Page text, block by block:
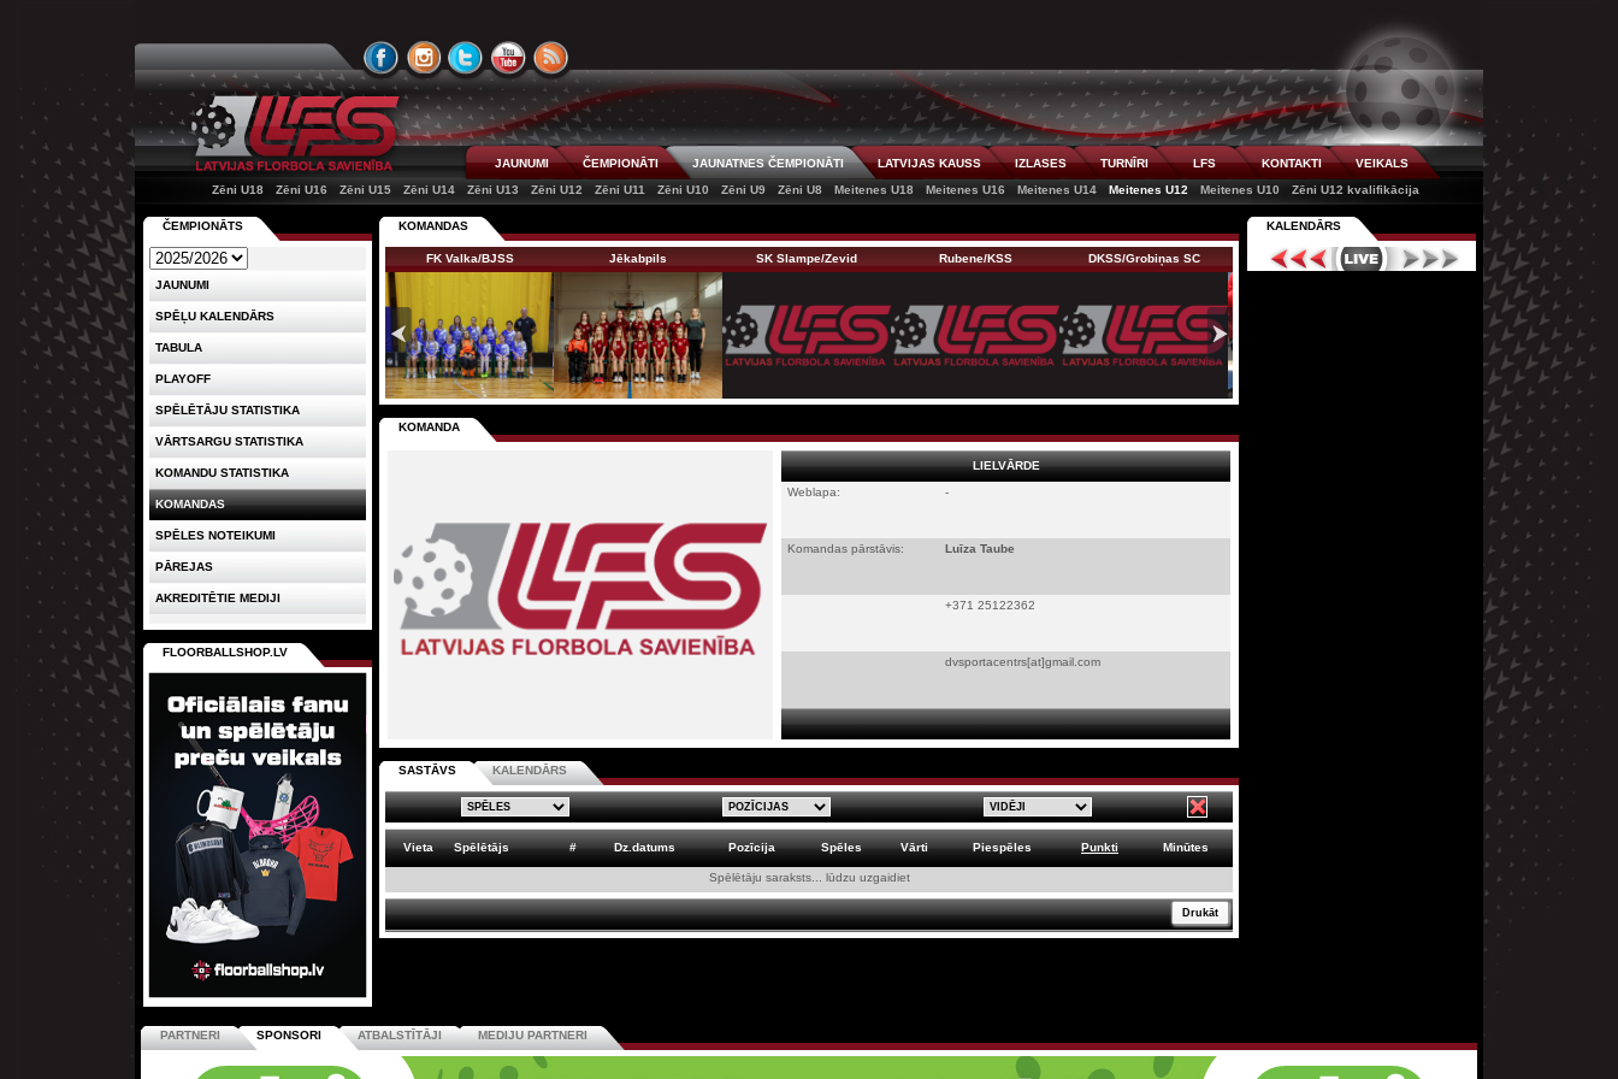
JAUNUMI ČEMPIONĀTI JAUNATNES ČEMPIONĀTI LATVIJAS KAUSS IZLASES TURNĪRI LFS KONTAKTI
VEIKALS
Zēni U18
Zēni U16 Zēni U15 Zēni U14 Zēni U13 Zēni U12 Zēni U11 Zēni U10 Zēni U9 Zēni U8 Meitenes U18 Meitenes U16 Meitenes U14 Meitenes U12 Meitenes U10 Zēni U12 kvalifikācija
KOMANDAS
FK Valka/BJSS Jēkabpils SK Slampe/Zevid Rubene/KSS DKSS/Grobiņas SC Ķekavas Bulldogs NND/RJTC
KOMANDA
LIELVĀRDE
Weblapa:
-
Komandas pārstāvis: Luīza Taube
+371 25122362
dvsportacentrs[at]gmail.com
SASTĀVS KALENDĀRS
Vieta Spēlētājs # Dz.datums Pozīcija Spēles Vārti Piespēles Punkti Minūtes
Spēlētāju saraksts... lūdzu uzgaidiet
Drukāt
ČEMPIONĀTS
JAUNUMI
SPĒĻU KALENDĀRS
TABULA
PLAYOFF
SPĒLĒTĀJU STATISTIKA
VĀRTSARGU STATISTIKA
KOMANDU STATISTIKA
KOMANDAS
SPĒLES NOTEIKUMI
PĀREJAS
AKREDITĒTIE MEDIJI
FLOORBALLSHOP.LV
KALENDĀRS
PARTNERI SPONSORI ATBALSTĪTĀJI MEDIJU PARTNERI